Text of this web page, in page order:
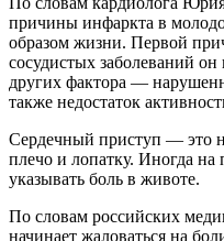
причины инфаркта в
образом жизни. Первой
сосудистых заболеваний
других фактора —
также недостаток
Сердечный приступ — это
плечо и лопатку. Иногда
указывать боль в животе.
По словам российских
начинает жаловаться на